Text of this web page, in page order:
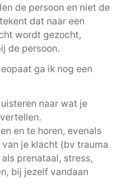
de persoon en niet de
dat naar een
wordt gezocht,
de persoon.
ga ik nog een
naar wat je
en te horen, evenals
je klacht (bv trauma
prenataal, stress,
bij jezelf vandaan